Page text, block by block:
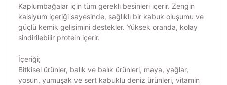
Kaplumbağalar için tüm gerekli besinleri içerir. Zengin
kalsiyum içeriği sayesinde, sağlıklı bir kabuk oluşumu ve
güçlü kemik gelişimini destekler. Yüksek oranda, kolay
sindirilebilir protein içerir.
İçeriği;
Bitkisel ürünler, balık ve balık ürünleri, maya, yağlar,
yosun, yumuşak ve sert kabuklu deniz ürünleri, vitamin